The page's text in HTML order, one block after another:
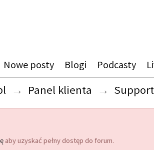
Nowe posty Blogi Podcasty
→ Panel klienta → Support
aby uzyskać pełny dostęp do forum.